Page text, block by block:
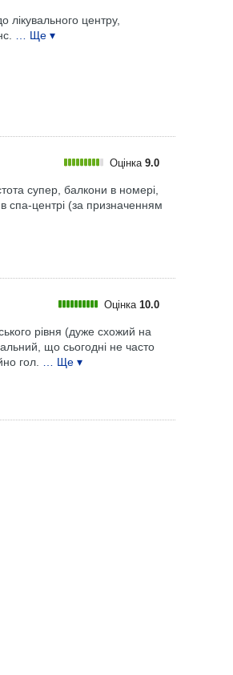
центру,
… Ще ▾
Оцінка 9.0
супер, балкони в номері,
спа-центрі (за призначенням
Оцінка 10.0
рівня (дуже схожий на
що сьогодні не часто
гол.
… Ще ▾